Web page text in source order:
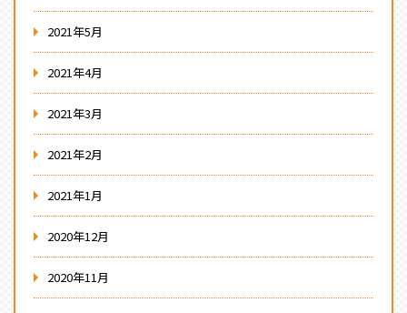
2021年5月
2021年4月
2021年3月
2021年2月
2021年1月
2020年12月
2020年11月